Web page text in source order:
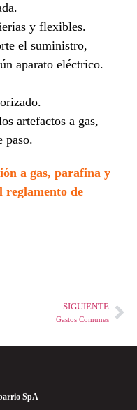
y flexibles.
el suministro,
aparato eléctrico.
artefactos a gas,
paso.
a gas, parafina y
reglamento de
SIGUIENTE
Gastos Comunes
SpA